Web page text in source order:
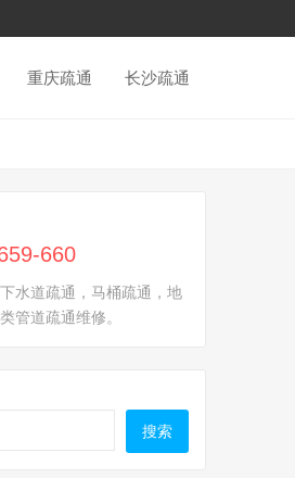
重庆疏通 长沙疏通
660
水道疏通，马桶疏通，地
管道疏通维修。
搜索